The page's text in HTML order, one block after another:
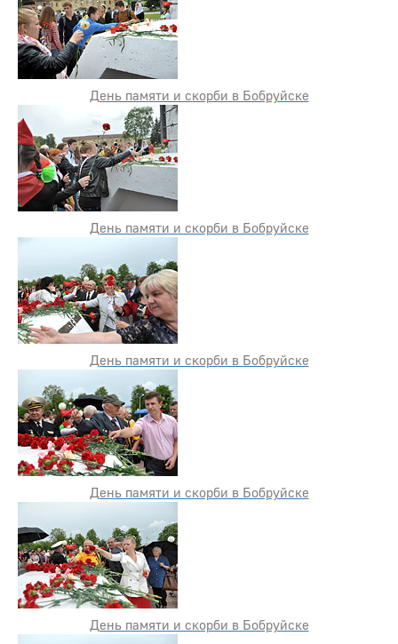
День памяти и скорби в Бобруйске
День памяти и скорби в Бобруйске
День памяти и скорби в Бобруйске
День памяти и скорби в Бобруйске
День памяти и скорби в Бобруйске